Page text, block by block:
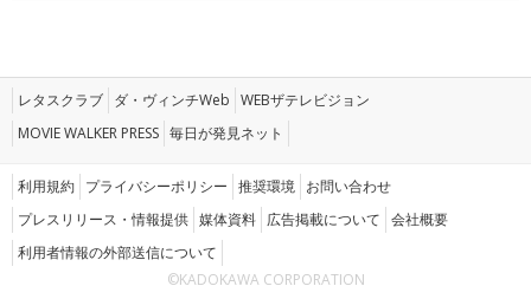
レタスクラブ ダ・ヴィンチWeb WEBザテレビジョン
MOVIE WALKER PRESS 毎日が発見ネット
利用規約 プライバシーポリシー 推奨環境 お問い合わせ
プレスリリース・情報提供 媒体資料 広告掲載について 会社概要
利用者情報の外部送信について
©KADOKAWA CORPORATION